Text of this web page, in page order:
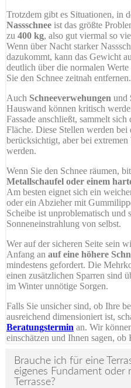
Trotzdem gibt es Situationen, in
Nassschnee ist das größte
zu 400 kg, also gut viermal so
Wenn über Nacht starker
dazukommt, kann das Gewicht
deutlich über die normalen
Sie den Schnee zeitnah entfernen.
Auch Schneeverwehungen und
Hauswand können kritisch
Fassade anschließt, sammelt
Fläche. Diese Stellen werden
berücksichtigt, aber bei
werden.
Wenn Sie den Schnee räumen,
Metallschaufel oder einem
Am besten eignet sich ein
oder ein Abzieher mit
Scheibe ist unproblematisch und
Sonneneinstrahlung von selbst.
Wer auf der sicheren Seite sein
Anfang an auf eine höhere
mindestens gefordert. Die
einen zusätzlichen Sparren sind
im Winter unnötige Sorgen.
Falls Sie unsicher sind, ob Ihre
ausreichend dimensioniert ist,
Beratungstermin an. Wir
einschätzen und Ihnen sagen, ob
Brauche ich für eine
eigenes Fundament oder
Terrasse?